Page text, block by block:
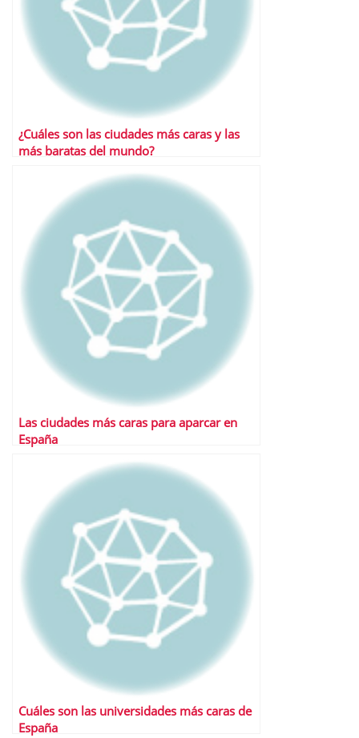
¿Cuáles son las ciudades más caras y las
más baratas del mundo?
Las ciudades más caras para aparcar en
España
Cuáles son las universidades más caras de
España